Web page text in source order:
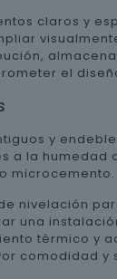
claros y
el
y
a la humedad
microcemento.
nivelación
una
térmico y
comodidad y